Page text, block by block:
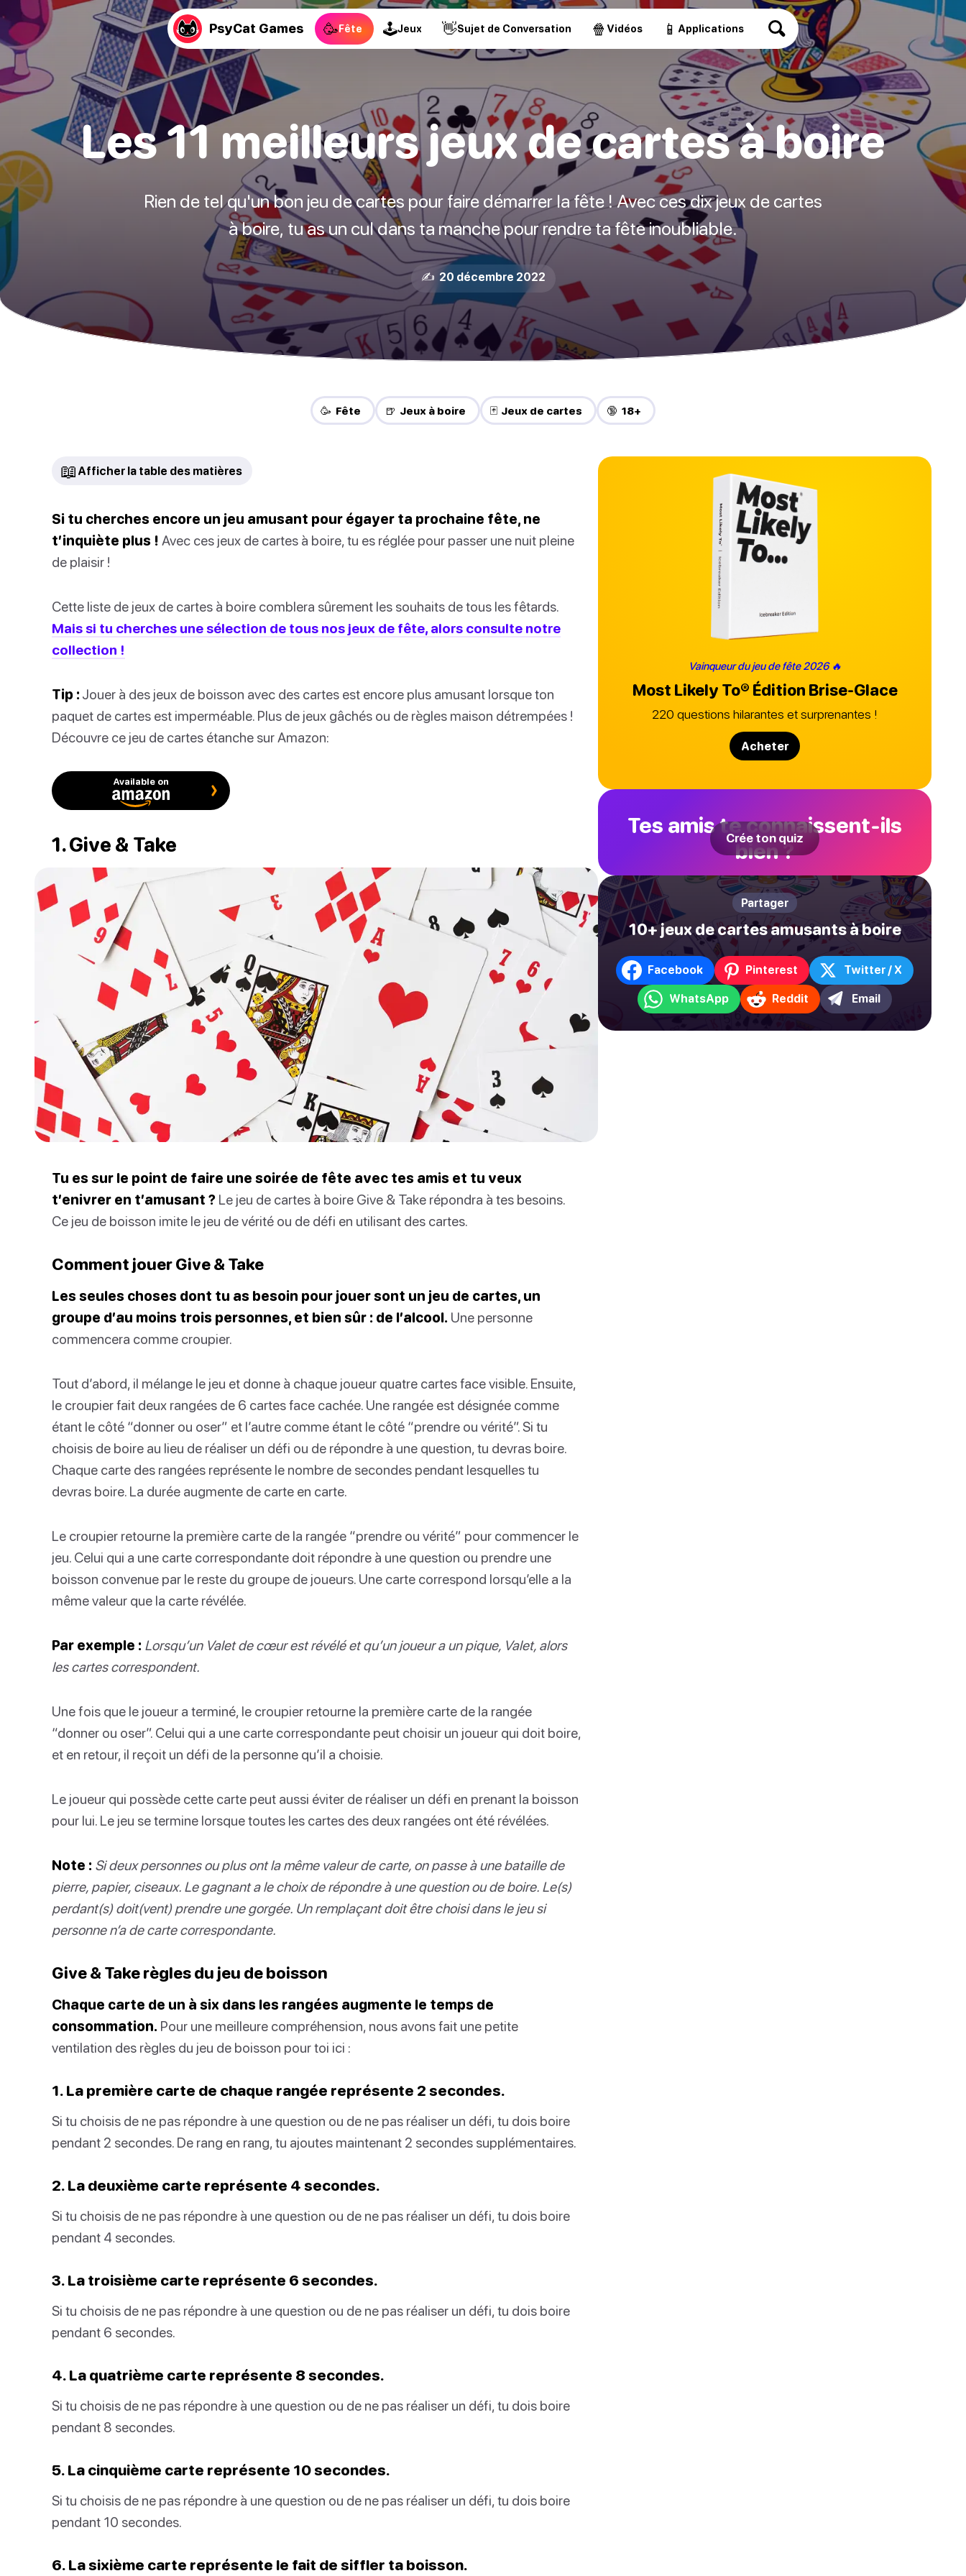
PsyCat Games 🥳Fête 🕹Jeux 👋Sujet de Conversation 🍿 Vidéos 📱 Applications
Les 11 meilleurs jeux de cartes à boire
Rien de tel qu'un bon jeu de cartes pour faire démarrer la fête ! Avec ces dix jeux de cartes
à boire, tu as un cul dans ta manche pour rendre ta fête inoubliable.
✍️ 20 décembre 2022
🥳 Fête 🍺 Jeux à boire 🃏 Jeux de cartes 🔞 18+
📖 Afficher la table des matières
Si tu cherches encore un jeu amusant pour égayer ta prochaine fête, ne
t’inquiète plus ! Avec ces jeux de cartes à boire, tu es réglée pour passer une nuit pleine
de plaisir !
Cette liste de jeux de cartes à boire comblera sûrement les souhaits de tous les fêtards.
Mais si tu cherches une sélection de tous nos jeux de fête, alors consulte notre
collection !
Tip : Jouer à des jeux de boisson avec des cartes est encore plus amusant lorsque ton
paquet de cartes est imperméable. Plus de jeux gâchés ou de règles maison détrempées !
Découvre ce jeu de cartes étanche sur Amazon:
Available on
1. Give & Take
Tu es sur le point de faire une soirée de fête avec tes amis et tu veux
t’enivrer en t’amusant ? Le jeu de cartes à boire Give & Take répondra à tes besoins.
Ce jeu de boisson imite le jeu de vérité ou de défi en utilisant des cartes.
Comment jouer Give & Take
Les seules choses dont tu as besoin pour jouer sont un jeu de cartes, un
groupe d’au moins trois personnes, et bien sûr : de l’alcool. Une personne
commencera comme croupier.
Tout d’abord, il mélange le jeu et donne à chaque joueur quatre cartes face visible. Ensuite,
le croupier fait deux rangées de 6 cartes face cachée. Une rangée est désignée comme
étant le côté “donner ou oser” et l’autre comme étant le côté “prendre ou vérité”. Si tu
choisis de boire au lieu de réaliser un défi ou de répondre à une question, tu devras boire.
Chaque carte des rangées représente le nombre de secondes pendant lesquelles tu
devras boire. La durée augmente de carte en carte.
Le croupier retourne la première carte de la rangée “prendre ou vérité” pour commencer le
jeu. Celui qui a une carte correspondante doit répondre à une question ou prendre une
boisson convenue par le reste du groupe de joueurs. Une carte correspond lorsqu’elle a la
même valeur que la carte révélée.
Par exemple : Lorsqu’un Valet de cœur est révélé et qu’un joueur a un pique, Valet, alors
les cartes correspondent.
Une fois que le joueur a terminé, le croupier retourne la première carte de la rangée
“donner ou oser”. Celui qui a une carte correspondante peut choisir un joueur qui doit boire,
et en retour, il reçoit un défi de la personne qu’il a choisie.
Le joueur qui possède cette carte peut aussi éviter de réaliser un défi en prenant la boisson
pour lui. Le jeu se termine lorsque toutes les cartes des deux rangées ont été révélées.
Note : Si deux personnes ou plus ont la même valeur de carte, on passe à une bataille de
pierre, papier, ciseaux. Le gagnant a le choix de répondre à une question ou de boire. Le(s)
perdant(s) doit(vent) prendre une gorgée. Un remplaçant doit être choisi dans le jeu si
personne n’a de carte correspondante.
Give & Take règles du jeu de boisson
Chaque carte de un à six dans les rangées augmente le temps de
consommation. Pour une meilleure compréhension, nous avons fait une petite
ventilation des règles du jeu de boisson pour toi ici :
1. La première carte de chaque rangée représente 2 secondes.
Si tu choisis de ne pas répondre à une question ou de ne pas réaliser un défi, tu dois boire
pendant 2 secondes. De rang en rang, tu ajoutes maintenant 2 secondes supplémentaires.
2. La deuxième carte représente 4 secondes.
Si tu choisis de ne pas répondre à une question ou de ne pas réaliser un défi, tu dois boire
pendant 4 secondes.
3. La troisième carte représente 6 secondes.
Si tu choisis de ne pas répondre à une question ou de ne pas réaliser un défi, tu dois boire
pendant 6 secondes.
4. La quatrième carte représente 8 secondes.
Si tu choisis de ne pas répondre à une question ou de ne pas réaliser un défi, tu dois boire
pendant 8 secondes.
5. La cinquième carte représente 10 secondes.
Si tu choisis de ne pas répondre à une question ou de ne pas réaliser un défi, tu dois boire
pendant 10 secondes.
6. La sixième carte représente le fait de siffler ta boisson.
Vainqueur du jeu de fête 2026 🔥
Most Likely To® Édition Brise-Glace
220 questions hilarantes et surprenantes !
Acheter
Tes amis te connaissent-ils
bien ?
Crée ton quiz
Partager
10+ jeux de cartes amusants à boire
Facebook Pinterest Twitter / X
WhatsApp Reddit Email